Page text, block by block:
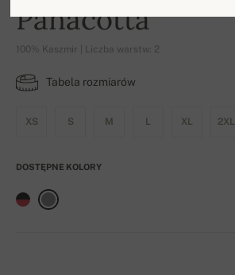
Panacotta
100% Kaszmir | Liczba warstw: 2
Tabela rozmiarów
XS S M L XL 2XL
DOSTĘPNE KOLORY